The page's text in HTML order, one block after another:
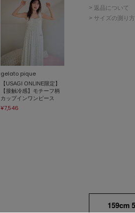
> 返品について
> サイズの測り
159cm
gelato pique
【USAGI ONLINE限定】
【接触冷感】モチーフ柄
カップインワンピース
¥7,546